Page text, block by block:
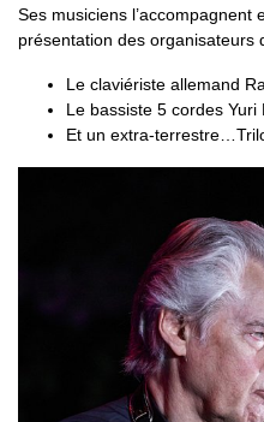
Ses musiciens l’accompagnent
présentation des organisateurs
Le claviériste allemand
Le bassiste 5 cordes Yuri
Et un extra-